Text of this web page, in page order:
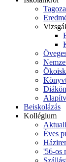
Beiskolázás
Kollégium
Éves
'56-os